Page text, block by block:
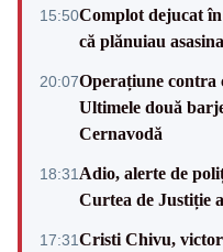
15:50Complot dejucat
că plănuiau
20:07Operațiune contra
Ultimele două
Cernavodă
18:31 Adio, alerte de
Curtea de Justiție
17:31Cristi Chivu,